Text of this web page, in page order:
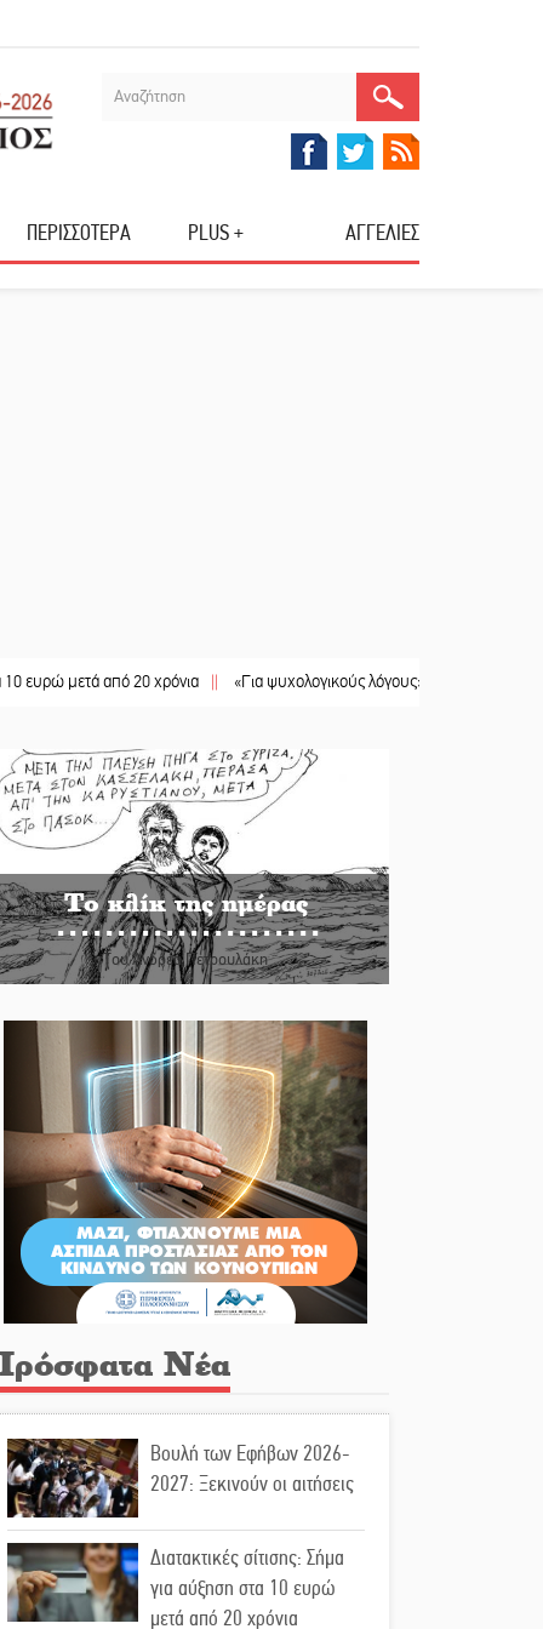
ΠΕΡΙΣΣΟΤΕΡΑ PLUS + ΑΓΓΕΛΙΕΣ
από 20 χρόνια || «Για ψυχολογικούς λόγους» κρατούσε τον νεκρό
Το κλίκ της ημέρας
Του Ανδρέα Πετρουλάκη
Νέα
Βουλή των Εφήβων 2026-
2027: Ξεκινούν οι αιτήσεις
Διατακτικές σίτισης: Σήμα
για αύξηση στα 10 ευρώ
μετά από 20 χρόνια